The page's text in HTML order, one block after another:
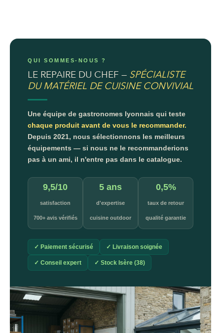
QUI SOMMES-NOUS ?
LE REPAIRE DU CHEF — SPÉCIALISTE
DU MATÉRIEL DE CUISINE CONVIVIAL
Une équipe de gastronomes lyonnais qui teste
chaque produit avant de vous le recommander.
Depuis 2021, nous sélectionnons les meilleurs
équipements — si nous ne le recommanderions
pas à un ami, il n'entre pas dans le catalogue.
9,5/10
satisfaction
700+ avis vérifiés
5 ans
d'expertise
cuisine outdoor
0,5%
taux de retour
qualité garantie
✓ Paiement sécurisé ✓ Livraison soignée
✓ Conseil expert ✓ Stock Isère (38)